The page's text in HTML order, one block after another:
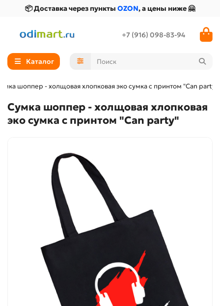
📦 Доставка через пункты OZON, а цены ниже 🤗
+7 (916) 098-83-94
Каталог
шоппер - холщовая хлопковая эко сумка с принтом "Can party"
Сумка шоппер - холщовая хлопковая
эко сумка с принтом "Can party"